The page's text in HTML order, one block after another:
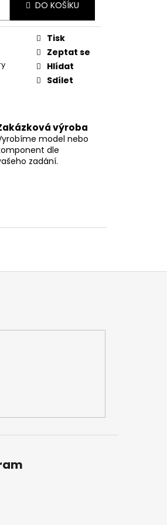
DO KOŠÍKU
Tisk
Zeptat se
Hlídat
Sdílet
výroba
model nebo
dle
zadání.